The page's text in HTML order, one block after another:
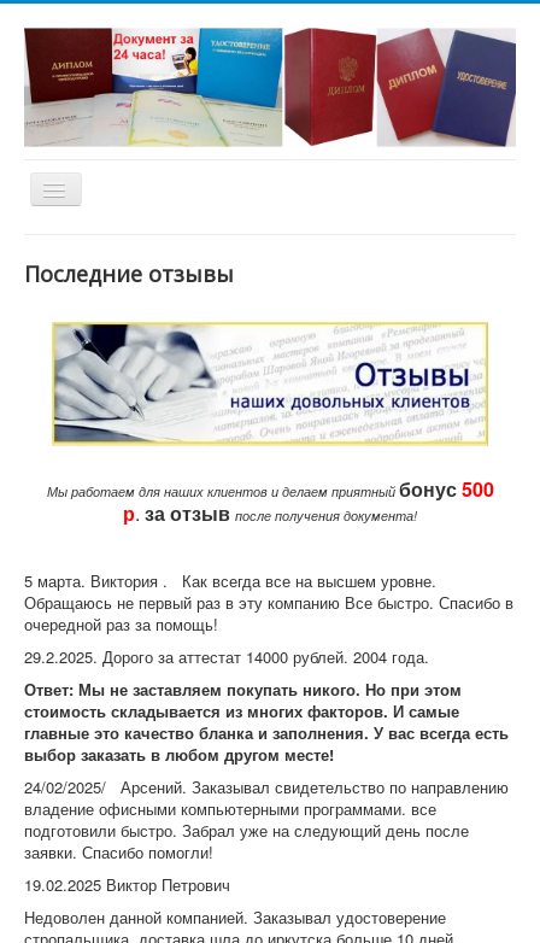
Toggle
Navigation
НАЖМИ КНОПКУ
Вы можете заказать любой
документ из представленных на нашем
образцу. Все документы установленных
образцов. Спасибо за выбор нашей
Последние отзывы
Мы работаем для наших клиентов и делаем приятный бонус500
р. заотзыв после получения документа!
5 марта. Виктория . Как всегда все на высшем уровне.
Обращаюсь не первый раз в эту компанию Все быстро. Спасибо в
очередной раз за помощь!
29.2.2025. Дорого за аттестат 14000 рублей. 2004 года.
Ответ: Мы не заставляем покупать никого. Но при этом
стоимость складывается из многих факторов. И самые
главные это качество бланка и заполнения. У вас всегда есть
выбор заказать в любом другом месте!
24/02/2025/ Арсений. Заказывал свидетельство по направлению
владение офисными компьютерными программами. все
подготовили быстро. Забрал уже на следующий день после
заявки. Спасибо помогли!
19.02.2025 Виктор Петрович
Недоволен данной компанией. Заказывал удостоверение